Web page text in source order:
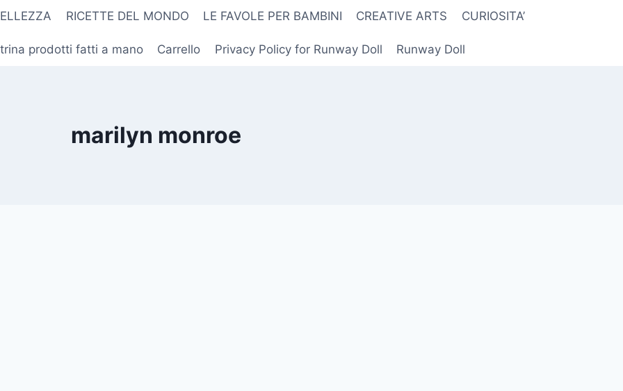
RICETTE DEL MONDO LE FAVOLE PER BAMBINI CREATIVE ARTS CURIOSITA’
prodotti fatti a mano Carrello Privacy Policy for Runway Doll Runway Doll
marilyn monroe